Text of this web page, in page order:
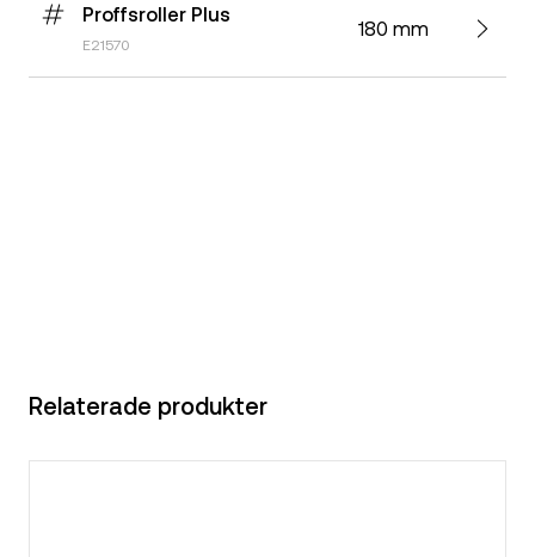
Proffsroller Plus
E21570
180 mm
Relaterade produkter